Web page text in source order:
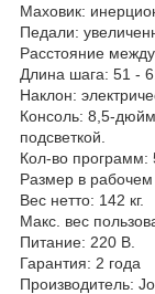
Маховик:
Педали:
Расстояние
Длина шага: 51 -
Наклон:
Консоль: 8,5-
подсветкой.
Кол-во программ:
Размер в
Вес нетто: 142 кг.
Макс. вес
Питание: 220 В.
Гарантия: 2 года
Производитель: